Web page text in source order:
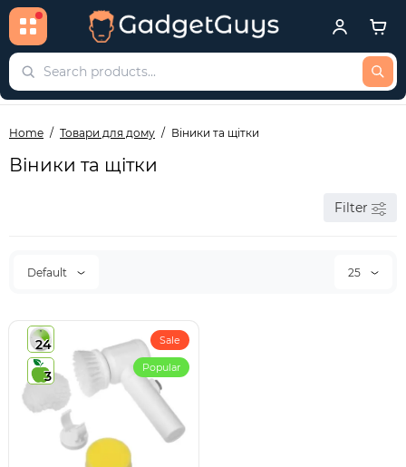
Home Товари для дому Віники та щітки
Віники та щітки
Filter
Default 25
24
3
Sale
Popular